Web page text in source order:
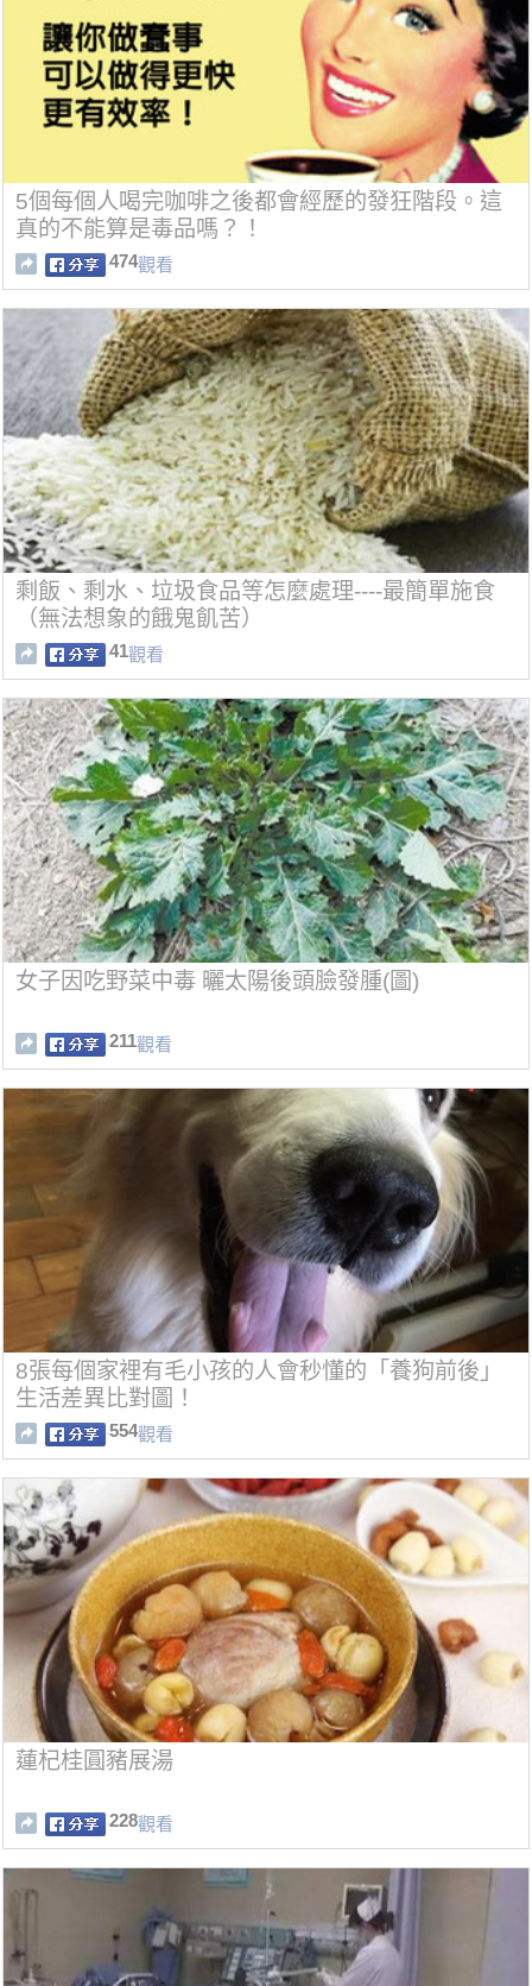
5個每個人喝完咖啡之後都會經歷的發狂階段。這
真的不能算是毒品嗎？！
474觀看
剩飯、剩水、垃圾食品等怎麼處理----最簡單施食
（無法想象的餓鬼飢苦）
41觀看
女子因吃野菜中毒 曬太陽後頭臉發腫(圖)
211觀看
8張每個家裡有毛小孩的人會秒懂的「養狗前後」
生活差異比對圖！
554觀看
蓮杞桂圓豬展湯
228觀看